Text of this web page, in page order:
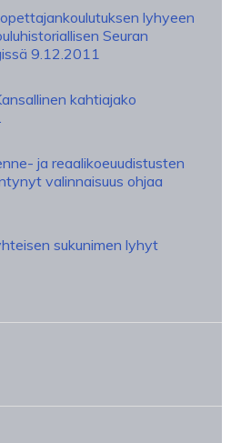
lyhyeen
Seuran
9.12.2011
kahtiajako
ja reaalikoeuudistusten
valinnaisuus ohjaa
sukunimen lyhyt